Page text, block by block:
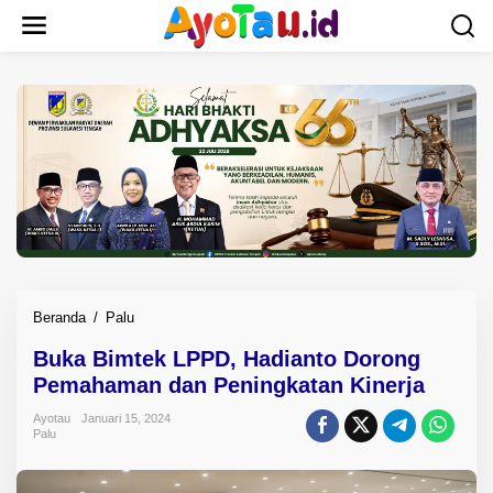
Beranda / Palu
k
a
i
t
Buka Bimtek LPPD, Hadianto Dorong
Pemahaman dan Peningkatan Kinerja
Ayotau
Januari 15, 2024
Palu